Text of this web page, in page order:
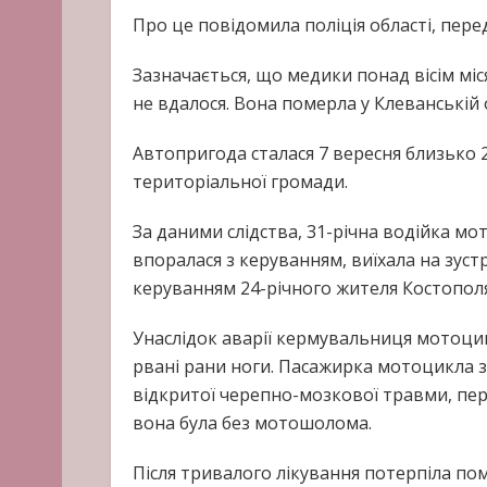
Про це повідомила поліція області,
Зазначається, що медики понад вісім
не вдалося. Вона померла у Клеванській
Автопригода сталася 7 вересня близько
територіальної громади.
За даними слідства, 31-річна водійка
впоралася з керуванням, виїхала на
керуванням 24-річного жителя
Унаслідок аварії кермувальниця
рвані рани ноги. Пасажирка мотоцикла
відкритої черепно-мозкової травми,
вона була без мотошолома.
Після тривалого лікування потерпіла